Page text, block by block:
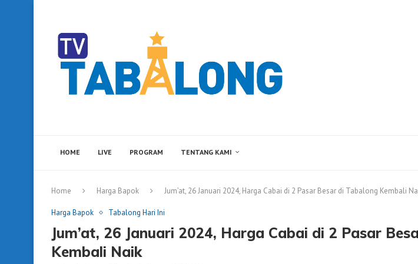
HOME LIVE PROGRAM TENTANG KAMI
Home Harga Bapok Jum’at, 26 Januari 2024, Harga Cabai di 2 Pasar Besar di Tabalong Kembali
Harga Bapok Tabalong Hari Ini
Jum’at, 26 Januari 2024, Harga Cabai di 2 Pasar
Kembali Naik